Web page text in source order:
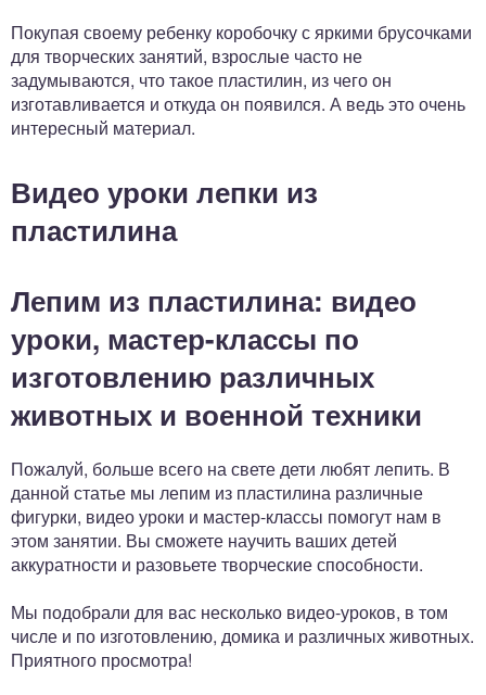
Покупая своему ребенку коробочку с яркими брусочками
для творческих занятий, взрослые часто не
задумываются, что такое пластилин, из чего он
изготавливается и откуда он появился. А ведь это очень
интересный материал.
Видео уроки лепки из
пластилина
Лепим из пластилина: видео
уроки, мастер-классы по
изготовлению различных
животных и военной техники
Пожалуй, больше всего на свете дети любят лепить. В
данной статье мы лепим из пластилина различные
фигурки, видео уроки и мастер-классы помогут нам в
этом занятии. Вы сможете научить ваших детей
аккуратности и разовьете творческие способности.
Мы подобрали для вас несколько видео-уроков, в том
числе и по изготовлению, домика и различных животных.
Приятного просмотра!